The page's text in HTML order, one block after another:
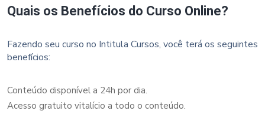
Quais os Benefícios do Curso Online?
Fazendo seu curso no Intitula Cursos, você terá os seguintes
benefícios:
Conteúdo disponível a 24h por dia.
Acesso gratuito vitalício a todo o conteúdo.